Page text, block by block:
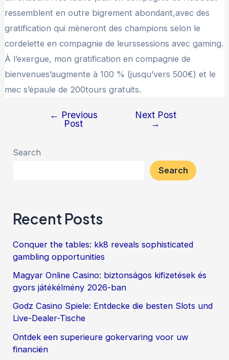
ressemblent en outre bigrement abondant,avec des
gratification qui mèneront des champions selon le
cordelette en compagnie de leurssessions avec gaming.
À l’exergue, mon gratification en compagnie de
bienvenues’augmente à 100 % (jusqu’vers 500€) et le
mec s’épaule de 200tours gratuits.
← Previous
Post
Next Post
→
Search
Search
Recent Posts
Conquer the tables: kk8 reveals sophisticated
gambling opportunities
Magyar Online Casino: biztonságos kifizetések és
gyors játékélmény 2026-ban
Godz Casino Spiele: Entdecke die besten Slots und
Live-Dealer-Tische
Ontdek een superieure gokervaring voor uw
financiën